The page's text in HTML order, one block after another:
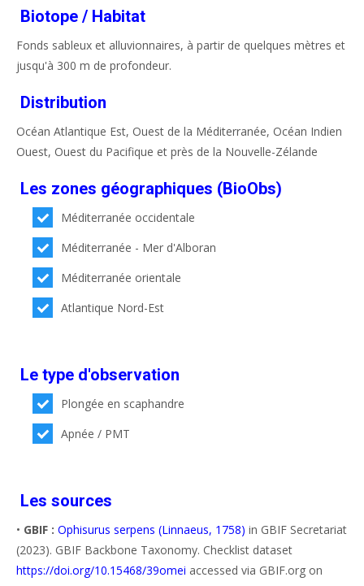
Biotope / Habitat
Fonds sableux et alluvionnaires, à partir de quelques mètres et
jusqu'à 300 m de profondeur.
Distribution
Océan Atlantique Est, Ouest de la Méditerranée, Océan Indien
Ouest, Ouest du Pacifique et près de la Nouvelle-Zélande
Les zones géographiques (BioObs)
Méditerranée occidentale
Méditerranée - Mer d'Alboran
Méditerranée orientale
Atlantique Nord-Est
Le type d'observation
Plongée en scaphandre
Apnée / PMT
Les sources
• GBIF : Ophisurus serpens (Linnaeus, 1758) in GBIF Secretariat
(2023). GBIF Backbone Taxonomy. Checklist dataset
https://doi.org/10.15468/39omei accessed via GBIF.org on